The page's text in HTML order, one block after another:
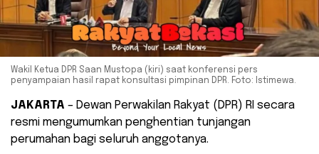
Wakil Ketua DPR Saan Mustopa (kiri) saat konferensi pers
penyampaian hasil rapat konsultasi pimpinan DPR. Foto: Istimewa.
JAKARTA – Dewan Perwakilan Rakyat (DPR) RI secara
resmi mengumumkan penghentian tunjangan
perumahan bagi seluruh anggotanya.